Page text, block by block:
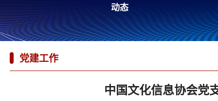
动态
党建工作
中国文化信息协会党